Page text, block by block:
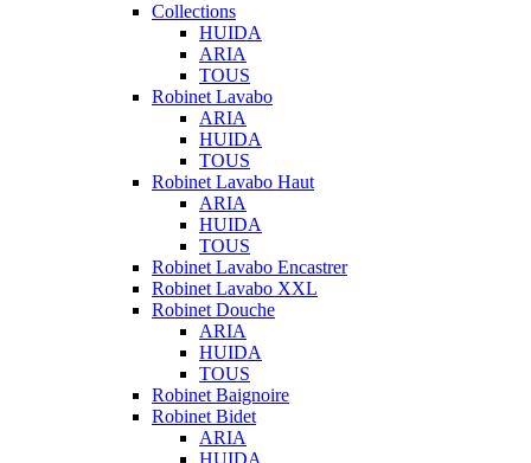
Collections
HUIDA
ARIA
TOUS
Robinet Lavabo
ARIA
HUIDA
TOUS
Robinet Lavabo Haut
ARIA
HUIDA
TOUS
Robinet Lavabo Encastrer
Robinet Lavabo XXL
Robinet Douche
ARIA
HUIDA
TOUS
Robinet Baignoire
Robinet Bidet
ARIA
HUIDA